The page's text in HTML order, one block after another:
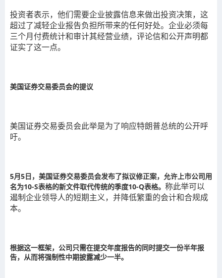
投资者表示，他们需要企业披露信息来做出投资决策，这
超过了减轻企业报告负担所带来的任何好处。企业必须每
三个月付费统计和审计其经营业绩，评论信和公开声明都
证实了这一点。
美国证券交易委员会的提议
美国证券交易委员会此举是为了响应特朗普总统的公开呼
吁。
5月5日，美国证券交易委员会发布了拟议修正案，允许上市公司用
名为10-S表格的新文件取代传统的季度10-Q表格。 称此举可以
遏制企业领导人的短期主义，并降低繁重的会计和合规成
本。
根据这一框架，公司只需在提交年度报告的同时提交一份半年报
告，从而将强制性中期披露减少一半。